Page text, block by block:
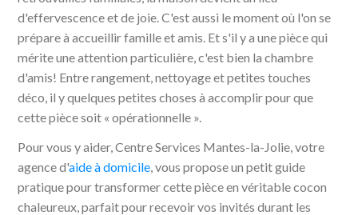
d'effervescence et de joie. C'est aussi le moment où l'on se
prépare à accueillir famille et amis. Et s'il y a une pièce qui
mérite une attention particulière, c'est bien la chambre
d'amis! Entre rangement, nettoyage et petites touches
déco, il y quelques petites choses à accomplir pour que
cette pièce soit « opérationnelle ».
Pour vous y aider, Centre Services Mantes-la-Jolie, votre
agence d'aide à domicile, vous propose un petit guide
pratique pour transformer cette pièce en véritable cocon
chaleureux, parfait pour recevoir vos invités durant les